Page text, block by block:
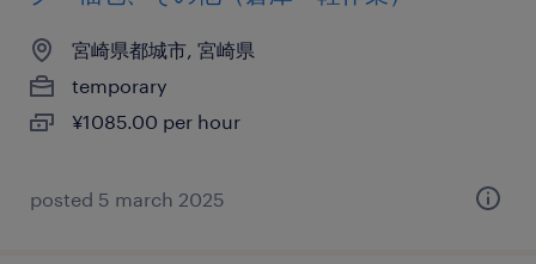
宮崎県都城市, 宮崎県
temporary
¥1085.00 per hour
posted 5 march 2025